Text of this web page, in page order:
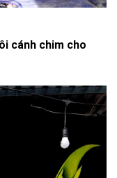
cánh chim cho